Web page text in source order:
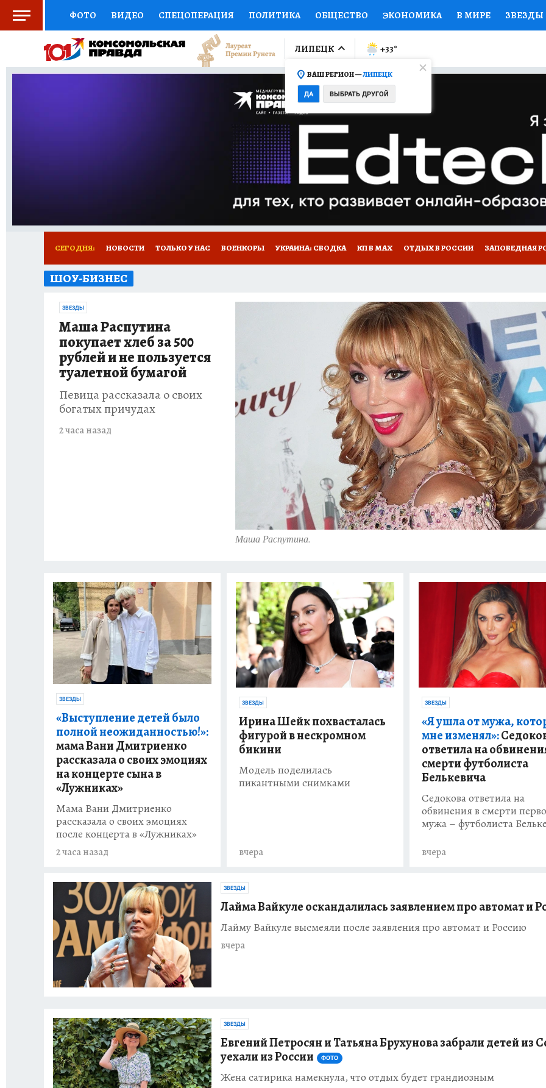
ФОТО ВИДЕО СПЕЦОПЕРАЦИЯ ПОЛИТИКА ОБЩЕСТВО ЭКОНОМИКА В МИРЕ ЗВЕЗДЫ
СОЦПОДДЕРЖКА НАУКА СПОРТ КОЛУМНИСТЫ ПРОИСШЕСТВИЯ
ВЫБОР ЭКСПЕРТОВ ДОКТОР ФИНАНСЫ ОТКРЫВАЕМ МИР Я ЗНАЮ СЕМЬЯ ЖЕНСКИЕ
ПРОГНОЗЫ НА СПОРТ ПРОМОКОДЫ СЕРИАЛЫ
ТЕЛЕВИЗОР КОЛЛЕКЦИИ КОНКУРСЫ
НОВОЕ НА САЙТЕ РЕКЛАМА
ЛИПЕЦК
ВАШ РЕГИОН —ЛИПЕЦК
ДА ВЫБРАТЬ ДРУГОЙ
+33°
СЕГОДНЯ: НОВОСТИ ТОЛЬКО У НАС ВОЕНКОРЫ УКРАИНА: СВОДКА КП В МАХ ОТДЫХ В РОССИИ ЗАПОВЕДНАЯ
ИСПЫТАНО НА СЕБЕ
ШОУ-БИЗНЕС
Маша Распутина.
ЗВЕЗДЫ
Маша Распутина
покупает хлеб за 500
рублей и не пользуется
туалетной бумагой
Певица рассказала о своих
богатых причудах
2 часа назад
ЗВЕЗДЫ
«Выступление детей было
полной неожиданностью!»:
мама Вани Дмитриенко
рассказала о своих эмоциях
на концерте сына в
«Лужниках»
Мама Вани Дмитриенко
рассказала о своих эмоциях
после концерта в «Лужниках»
2 часа назад
ЗВЕЗДЫ
Ирина Шейк похвасталась
фигурой в нескромном
бикини
Модель поделилась
пикантными снимками
вчера
ЗВЕЗДЫ
«Я ушла от мужа,
мне изменял»:
ответила на
смерти футболиста
Белькевича
Седокова ответила на
обвинения в смерти
мужа – футболиста
вчера
ЗВЕЗДЫ
Лайма Вайкуле оскандалилась заявлением про автомат и
Лайму Вайкуле высмеяли после заявления про автомат и Россию
вчера
ЗВЕЗДЫ
Евгений Петросян и Татьяна Брухунова забрали детей из
уехали из России
ФОТО
Жена сатирика намекнула, что отдых будет грандиозным